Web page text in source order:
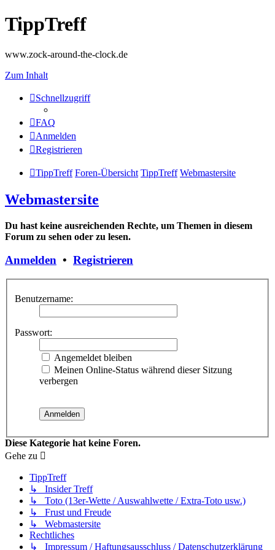
TippTreff
www.zock-around-the-clock.de
Zum Inhalt
Schnellzugriff
FAQ
Anmelden
Registrieren
TippTreff Foren-Übersicht TippTreff Webmastersite
Webmastersite
Du hast keine ausreichenden Rechte, um Themen in diesem
Forum zu sehen oder zu lesen.
Anmelden • Registrieren
Benutzername:
Passwort:
Angemeldet bleiben
Meinen Online-Status während dieser Sitzung
verbergen
Diese Kategorie hat keine Foren.
Gehe zu
TippTreff
↳ Insider Treff
↳ Toto (13er-Wette / Auswahlwette / Extra-Toto usw.)
↳ Frust und Freude
↳ Webmastersite
Rechtliches
↳ Impressum / Haftungsausschluss / Datenschutzerklärung